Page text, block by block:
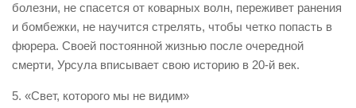
болезни, не спасется от коварных волн, переживет ранения
и бомбежки, не научится стрелять, чтобы четко попасть в
фюрера. Своей постоянной жизнью после очередной
смерти, Урсула вписывает свою историю в 20-й век.
5. «Свет, которого мы не видим»